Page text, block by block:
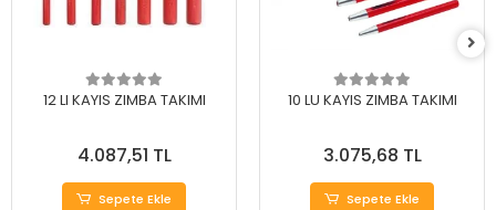
12 LI KAYIS ZIMBA TAKIMI
4.087,51 TL
Sepete Ekle
10 LU KAYIS ZIMBA TAKIMI
3.075,68 TL
Sepete Ekle